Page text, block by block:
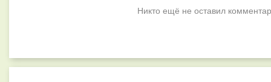
Никто ещё не оставил